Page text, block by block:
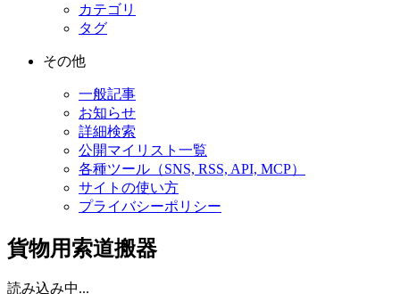
カテゴリ
タグ
その他
一般記事
お知らせ
詳細検索
公開マイリスト一覧
各種ツール（SNS, RSS, API, MCP）
サイトの使い方
プライバシーポリシー
貨物用索道搬器
読み込み中...